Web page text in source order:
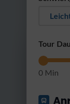
Tour
0 Min